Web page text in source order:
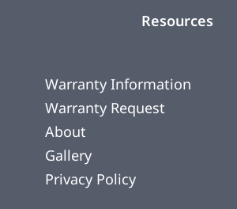
Resources
Warranty Information
Warranty Request
About
Gallery
Privacy Policy